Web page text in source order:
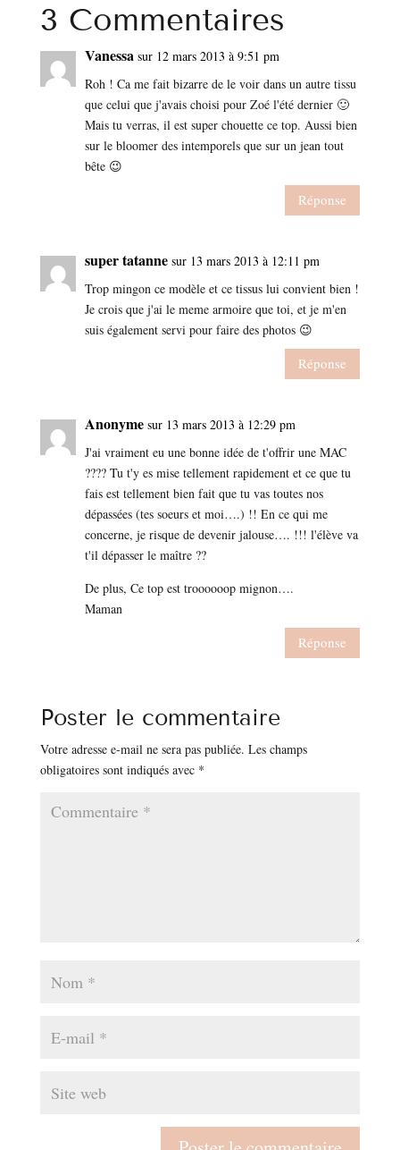
3 Commentaires
Vanessa sur 12 mars 2013 à 9:51 pm
Roh ! Ca me fait bizarre de le voir dans un autre tissu
que celui que j'avais choisi pour Zoé l'été dernier 🙂
Mais tu verras, il est super chouette ce top. Aussi bien
sur le bloomer des intemporels que sur un jean tout
bête 😉
Réponse
super tatanne sur 13 mars 2013 à 12:11 pm
Trop mingon ce modèle et ce tissus lui convient bien !
Je crois que j'ai le meme armoire que toi, et je m'en
suis également servi pour faire des photos 😉
Réponse
Anonyme sur 13 mars 2013 à 12:29 pm
J'ai vraiment eu une bonne idée de t'offrir une MAC
???? Tu t'y es mise tellement rapidement et ce que tu
fais est tellement bien fait que tu vas toutes nos
dépassées (tes soeurs et moi….) !! En ce qui me
concerne, je risque de devenir jalouse…. !!! l'élève va
t'il dépasser le maître ??
De plus, Ce top est troooooop mignon….
Maman
Réponse
Poster le commentaire
Votre adresse e-mail ne sera pas publiée. Les champs
obligatoires sont indiqués avec *